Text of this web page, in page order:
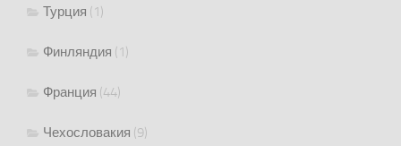
Турция (1)
Финляндия (1)
Франция (44)
Чехословакия (9)